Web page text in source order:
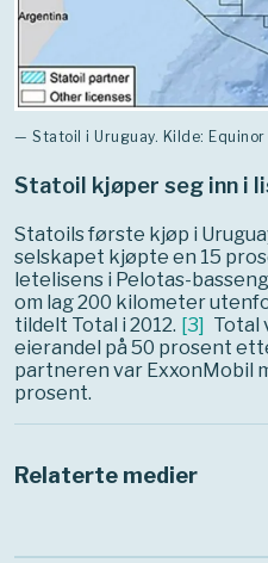
— Statoil i Uruguay. Kilde: Equinor
Statoil kjøper seg inn i
Statoils første kjøp i
selskapet kjøpte en 15
letelisens i Pelotas-
om lag 200 kilometer
tildelt Total i 2012. [3] Total
eierandel på 50 prosent
partneren var ExxonMobil
prosent.
Relaterte medier